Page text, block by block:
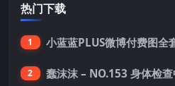
热门下载
1 小蓝蓝PLUS微博付费图全
2 蠢沫沫 – NO.153 身体检